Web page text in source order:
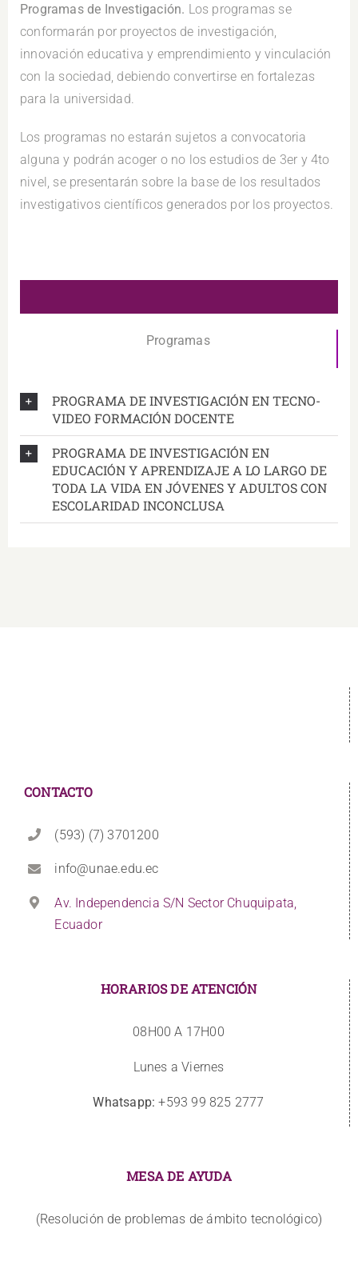
Programas de Investigación. Los programas se
conformarán por proyectos de investigación,
innovación educativa y emprendimiento y vinculación
con la sociedad, debiendo convertirse en fortalezas
para la universidad.
Los programas no estarán sujetos a convocatoria
alguna y podrán acoger o no los estudios de 3er y 4to
nivel, se presentarán sobre la base de los resultados
investigativos científicos generados por los proyectos.
Programas
PROGRAMA DE INVESTIGACIÓN EN TECNO-
VIDEO FORMACIÓN DOCENTE
PROGRAMA DE INVESTIGACIÓN EN
EDUCACIÓN Y APRENDIZAJE A LO LARGO DE
TODA LA VIDA EN JÓVENES Y ADULTOS CON
ESCOLARIDAD INCONCLUSA
CONTACTO
(593) (7) 3701200
info@unae.edu.ec
Av. Independencia S/N Sector Chuquipata,
Ecuador
HORARIOS DE ATENCIÓN
08H00 A 17H00
Lunes a Viernes
Whatsapp: +593 99 825 2777
MESA DE AYUDA
(Resolución de problemas de ámbito tecnológico)